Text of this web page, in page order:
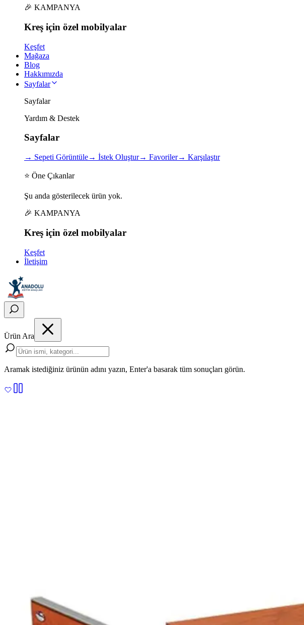
🎉 KAMPANYA
Kreş için özel mobilyalar
Keşfet
Mağaza
Blog
Hakkımızda
Sayfalar
Sayfalar
Yardım & Destek
Sayfalar
→ Sepeti Görüntüle→ İstek Oluştur→ Favoriler→ Karşılaştır
⭐ Öne Çıkanlar
Şu anda gösterilecek ürün yok.
🎉 KAMPANYA
Kreş için özel mobilyalar
Keşfet
İletişim
Ürün Ara
Aramak istediğiniz ürünün adını yazın, Enter'a basarak tüm sonuçları görün.